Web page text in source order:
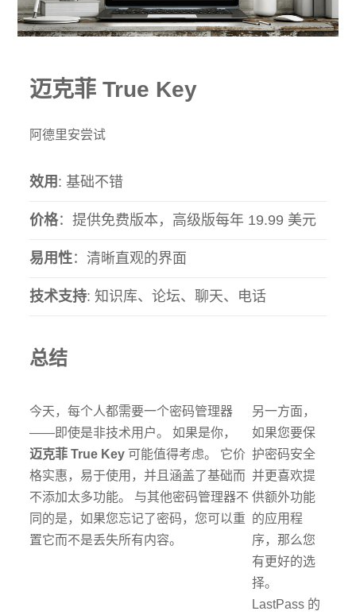
迈克菲 True Key
阿德里安尝试
效用 : 基础不错
价格：提供免费版本，高级版每年 19.99 美元
易用性：清晰直观的界面
技术支持: 知识库、论坛、聊天、电话
总结
今天，每个人都需要一个密码管理器
——即使是非技术用户。 如果是你，
迈克菲 True Key 可能值得考虑。 它价
格实惠，易于使用，并且涵盖了基础而
不添加太多功能。 与其他密码管理器不
同的是，如果您忘记了密码，您可以重
置它而不是丢失所有内容。
另一方面，
如果您要保
护密码安全
并更喜欢提
供额外功能
的应用程
序，那么您
有更好的选
择。
LastPass 的